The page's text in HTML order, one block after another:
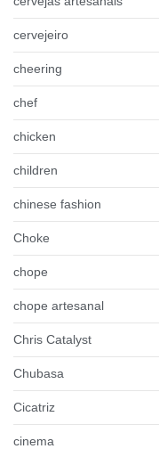
cervejeiro
cheering
chef
chicken
children
chinese fashion
Choke
chope
chope artesanal
Chris Catalyst
Chubasa
Cicatriz
cinema